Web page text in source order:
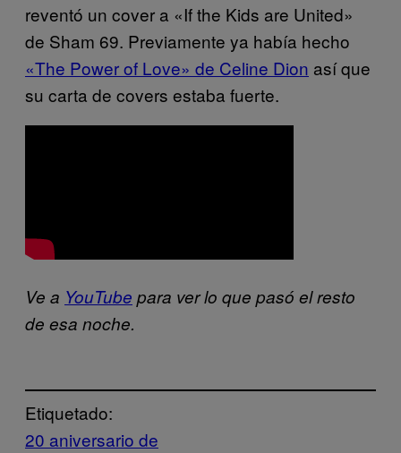
reventó un cover a «If the Kids are United»
de Sham 69. Previamente ya había hecho
«The Power of Love» de Celine Dion así que
su carta de covers estaba fuerte.
Ve a YouTube para ver lo que pasó el resto
de esa noche.
Etiquetado:
20 aniversario de